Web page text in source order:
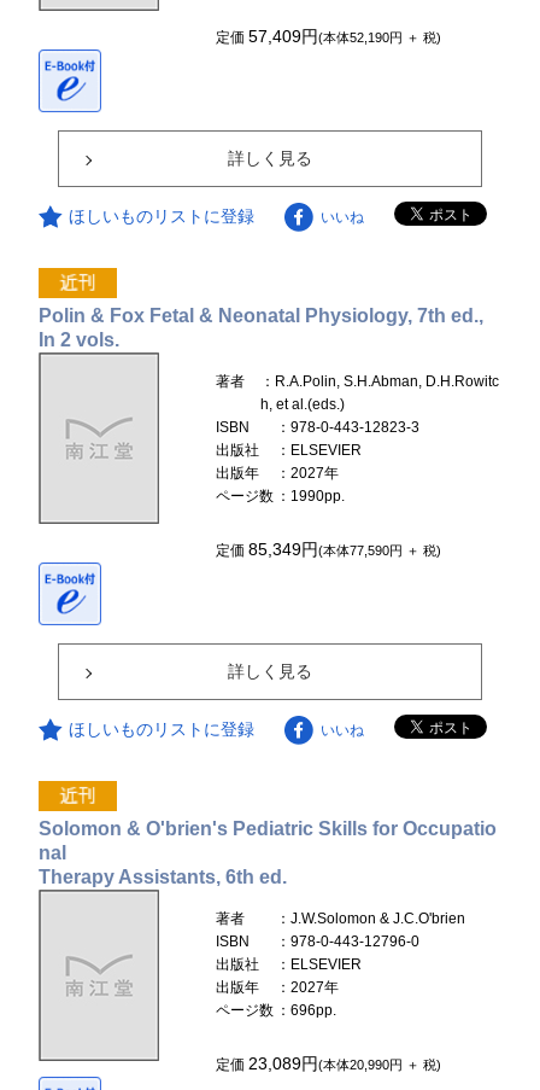
定価57,409円(本体52,190円 ＋ 税)
詳しく見る
ほしいものリストに登録 いいね
Polin & Fox Fetal & Neonatal Physiology, 7th ed.,
In 2 vols.
著者
：R.A.Polin, S.H.Abman, D.H.Rowitc
h, et al.(eds.)
ISBN
：978-0-443-12823-3
出版社
：ELSEVIER
出版年
：2027年
ページ数 ：1990pp.
定価85,349円(本体77,590円 ＋ 税)
詳しく見る
ほしいものリストに登録 いいね
Solomon & O'brien's Pediatric Skills for Occupatio
nal
Therapy Assistants, 6th ed.
著者
：J.W.Solomon & J.C.O'brien
ISBN
：978-0-443-12796-0
出版社
：ELSEVIER
出版年
：2027年
ページ数 ：696pp.
定価23,089円(本体20,990円 ＋ 税)